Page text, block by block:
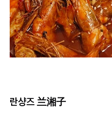
란샹즈 兰湘子